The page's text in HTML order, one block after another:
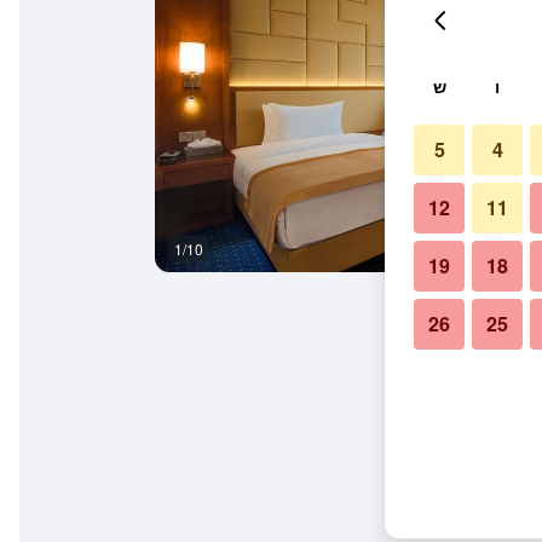
1/10
ו ש
4
5
11
12
18
19
25
26